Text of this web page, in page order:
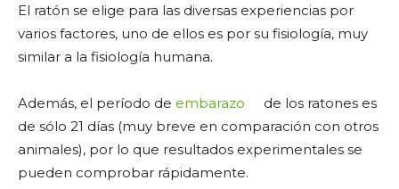
El ratón se elige para las diversas experiencias por
varios factores, uno de ellos es por su fisiología, muy
similar a la fisiología humana.
Además, el período de embarazo
de los ratones es
de sólo 21 días (muy breve en comparación con otros
animales), por lo que resultados experimentales se
pueden comprobar rápidamente.